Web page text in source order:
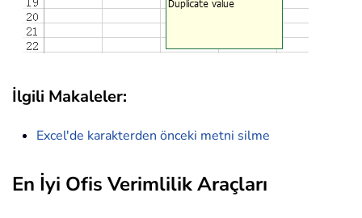
İlgili Makaleler:
Excel'de karakterden önceki metni silme
En İyi Ofis Verimlilik Araçları